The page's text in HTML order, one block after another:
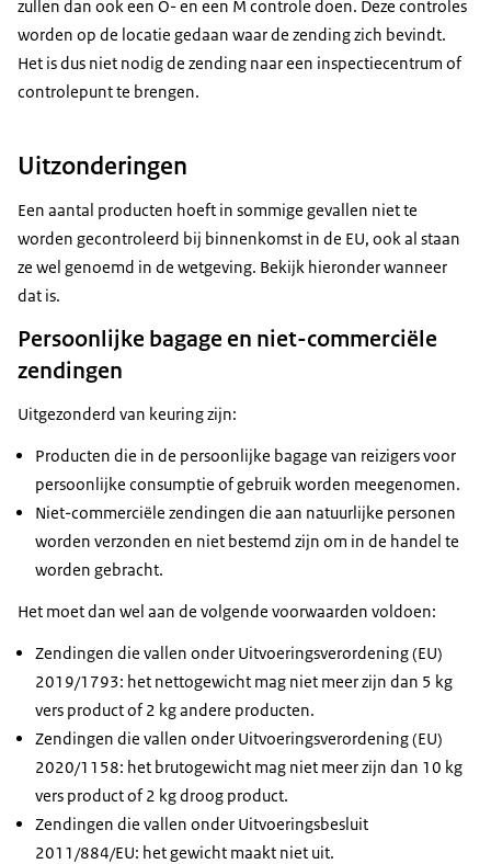
zullen dan ook een O- en een M controle doen. Deze controles
worden op de locatie gedaan waar de zending zich bevindt.
Het is dus niet nodig de zending naar een inspectiecentrum of
controlepunt te brengen.
Uitzonderingen
Een aantal producten hoeft in sommige gevallen niet te
worden gecontroleerd bij binnenkomst in de EU, ook al staan
ze wel genoemd in de wetgeving. Bekijk hieronder wanneer
dat is.
Persoonlijke bagage en niet-commerciële
zendingen
Uitgezonderd van keuring zijn:
Producten die in de persoonlijke bagage van reizigers voor
persoonlijke consumptie of gebruik worden meegenomen.
Niet-commerciële zendingen die aan natuurlijke personen
worden verzonden en niet bestemd zijn om in de handel te
worden gebracht.
Het moet dan wel aan de volgende voorwaarden voldoen:
Zendingen die vallen onder Uitvoeringsverordening (EU)
2019/1793: het nettogewicht mag niet meer zijn dan 5 kg
vers product of 2 kg andere producten.
Zendingen die vallen onder Uitvoeringsverordening (EU)
2020/1158: het brutogewicht mag niet meer zijn dan 10 kg
vers product of 2 kg droog product.
Zendingen die vallen onder Uitvoeringsbesluit
2011/884/EU: het gewicht maakt niet uit.